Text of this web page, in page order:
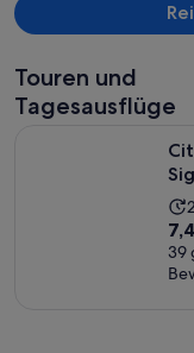
Touren und
Tagesausflüge
7.4
10,
39